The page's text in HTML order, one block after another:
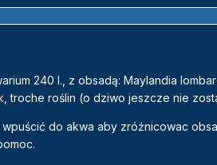
240 l., z obsadą: Maylandia
troche roślin (o dziwo jeszcze nie
do akwa aby zróźnicowac